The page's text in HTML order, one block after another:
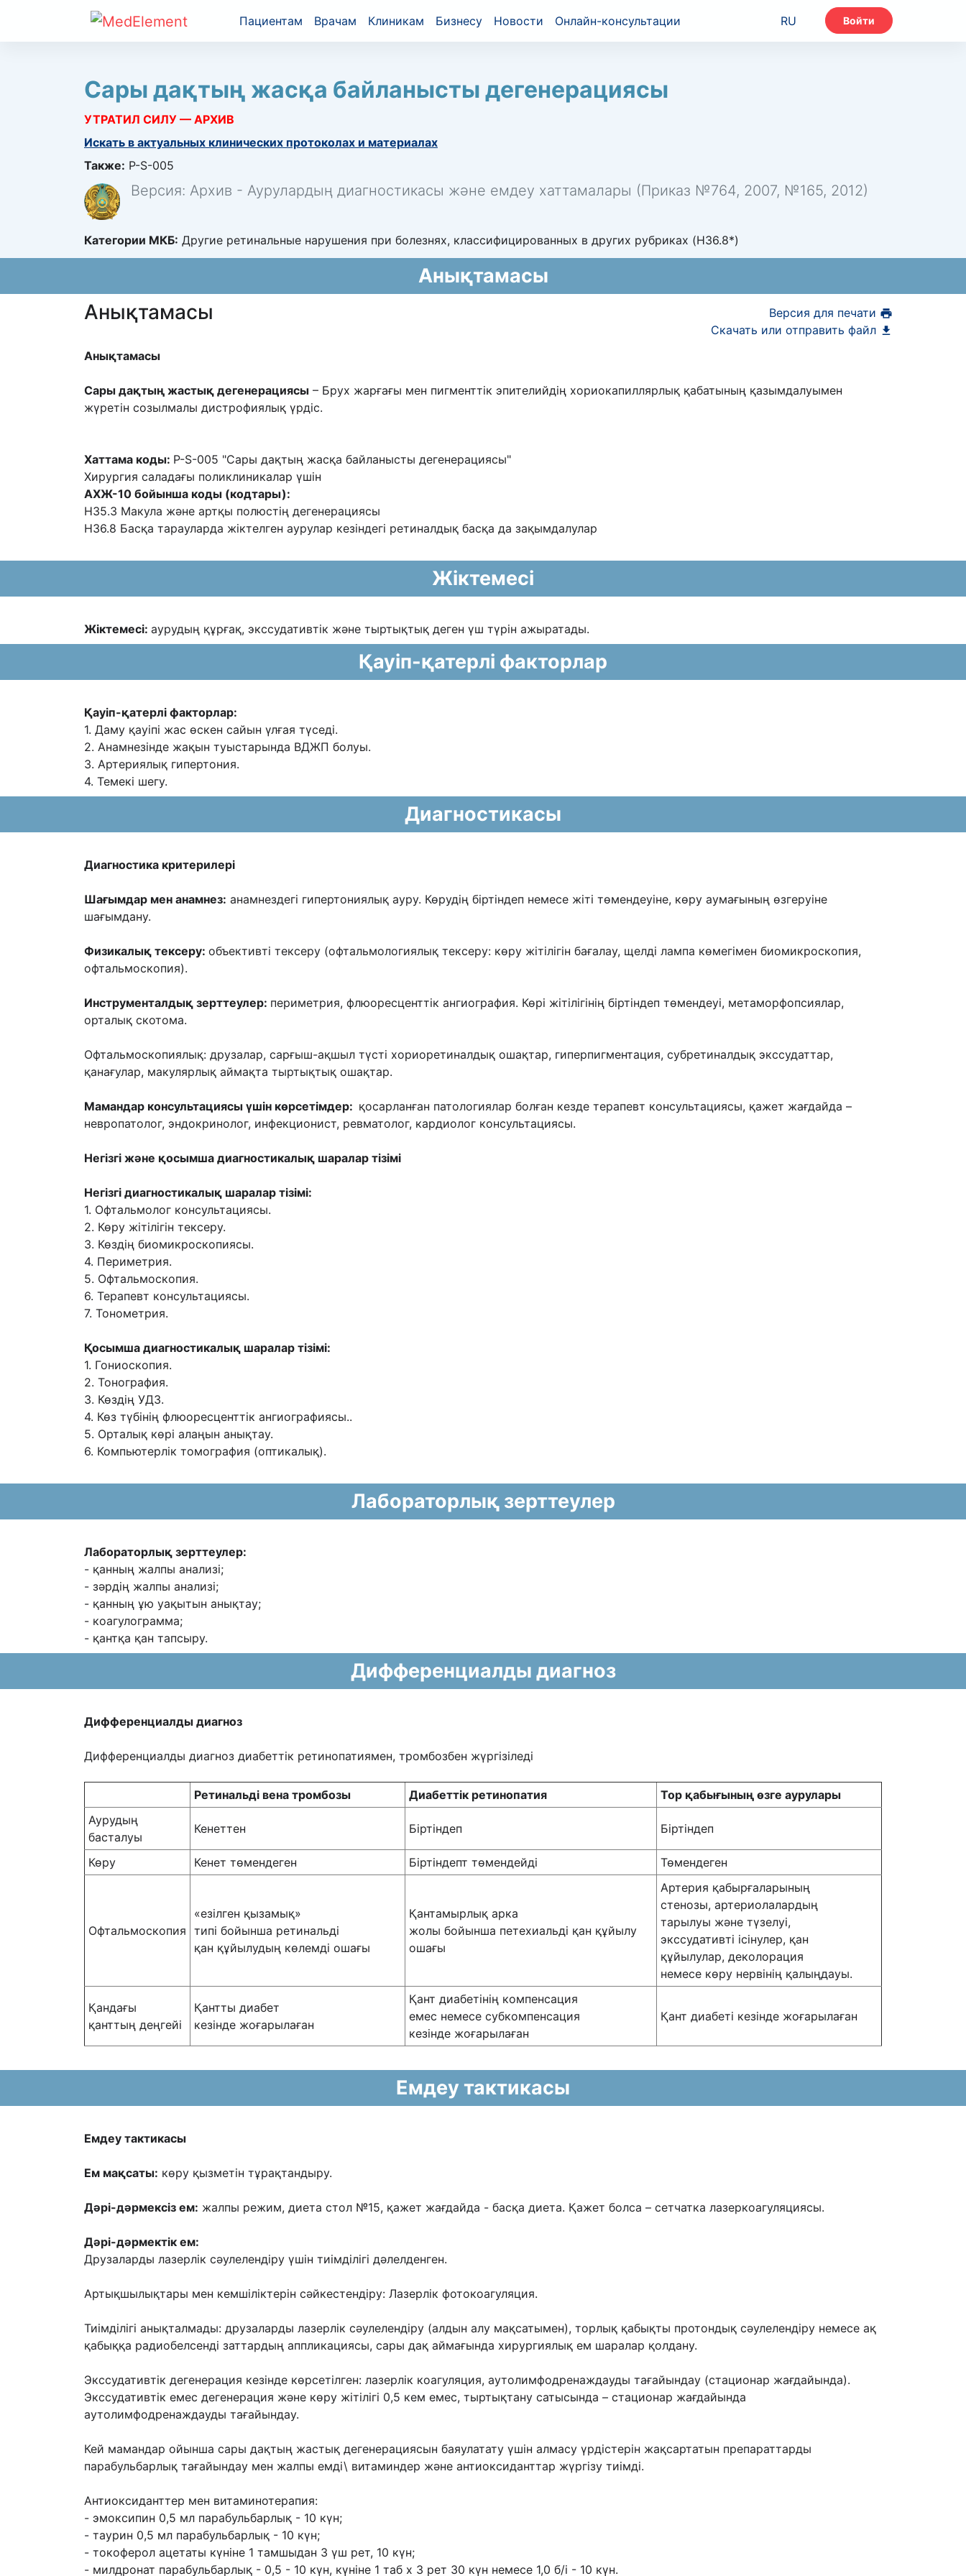
Пациентам Врачам Клиникам Бизнесу Новости Онлайн-консультации RU Войти
Сары дақтың жасқа байланысты дегенерациясы
УТРАТИЛ СИЛУ — АРХИВ
Искать в актуальных клинических протоколах и материалах
Также: P-S-005
Версия: Архив - Аурулардың диагностикасы және емдеу хаттамалары (Приказ №764, 2007, №165, 2012)
Категории МКБ: Другие ретинальные нарушения при болезнях, классифицированных в других рубриках (H36.8*)
Анықтамасы
Версия для печати
Скачать или отправить файл
Анықтамасы
Анықтамасы
Сары дақтың жастық дегенерациясы – Брух жарғағы мен пигменттік эпителийдің хориокапиллярлық қабатының қазымдалуымен
жүретін созылмалы дистрофиялық үрдіс.
Хаттама коды: P-S-005 "Сары дақтың жасқа байланысты дегенерациясы"
Хирургия саладағы поликлиникалар үшін
АХЖ-10 бойынша коды (кодтары):
H35.3 Макула жəне артқы полюстің дегенерациясы
H36.8 Басқа тарауларда жіктелген аурулар кезіндегі ретиналдық басқа да зақымдалулар
Жіктемесі
Жіктемесі: аурудың құрғақ, экссудативтік жəне тыртықтық деген үш түрін ажыратады.
Қауіп-қатерлі факторлар
Қауіп-қатерлі факторлар:
1. Даму қауіпі жас өскен сайын үлғая түседі.
2. Анамнезінде жақын туыстарында ВДЖП болуы.
3. Артериялық гипертония.
4. Темекі шегу.
Диагностикасы
Диагностика критерилері
Шағымдар мен анамнез: анамнездегі гипертониялық ауру. Көрудің біртіндеп немесе жіті төмендеуіне, көру аумағының өзгеруіне
шағымдану.
Физикалық тексеру: объективті тексеру (офтальмологиялық тексеру: көру жітілігін бағалау, щелді лампа көмегімен биомикроскопия,
офтальмоскопия).
Инструменталдық зерттеулер: периметрия, флюоресценттік ангиография. Көрі жітілігінің біртіндеп төмендеуі, метаморфопсиялар,
орталық скотома.
Офтальмоскопиялық: друзалар, сарғыш-ақшыл түсті хориоретиналдық ошақтар, гиперпигментация, субретиналдық экссудаттар,
қанағулар, макулярлық аймақта тыртықтық ошақтар.
Мамандар консультациясы үшін көрсетімдер: қосарланған патологиялар болған кезде терапевт консультациясы, қажет жағдайда –
невропатолог, эндокринолог, инфекционист, ревматолог, кардиолог консультациясы.
Негізгі жəне қосымша диагностикалық шаралар тізімі
Негізгі диагностикалық шаралар тізімі:
1. Офтальмолог консультациясы.
2. Көру жітілігін тексеру.
3. Көздің биомикроскопиясы.
4. Периметрия.
5. Офтальмоскопия.
6. Терапевт консультациясы.
7. Тонометрия.
Қосымша диагностикалық шаралар тізімі:
1. Гониоскопия.
2. Тонография.
3. Көздің УДЗ.
4. Көз түбінің флюоресценттік ангиографиясы..
5. Орталық көрі алаңын анықтау.
6. Компьютерлік томография (оптикалық).
Лабораторлық зерттеулер
Лабораторлық зерттеулер:
- қанның жалпы анализі;
- зəрдің жалпы анализі;
- қанның ұю уақытын анықтау;
- коагулограмма;
- қантқа қан тапсыру.
Дифференциалды диагноз
Дифференциалды диагноз
Дифференциалды диагноз диабеттік ретинопатиямен, тромбозбен жүргізіледі
Ретинальді вена тромбозы Диабеттік ретинопатия
Тор қабығының өзге аурулары
Аурудың
басталуы
Кенеттен Біртіндеп Біртіндеп
Көру Кенет төмендеген Біртіндепт төмендейді Төмендеген
Офтальмоскопия
«езілген қызамық»
типі бойынша ретинальді
қан құйылудың көлемді ошағы
Қантамырлық арка
жолы бойынша петехиальді қан құйылу
ошағы
Артерия қабырғаларының
стенозы, артериолалардың
тарылуы жəне түзелуі,
экссудативті ісінулер, қан
құйылулар, деколорация
немесе көру нервінің қалыңдауы.
Қандағы
қанттың деңгейі
Қантты диабет
кезінде жоғарылаған
Қант диабетінің компенсация
емес немесе субкомпенсация
кезінде жоғарылаған
Қант диабеті кезінде жоғарылаған
Емдеу тактикасы
Емдеу тактикасы
Ем мақсаты: көру қызметін тұрақтандыру.
Дəрі-дəрмексіз ем: жалпы режим, диета стол №15, қажет жағдайда - басқа диета. Қажет болса – сетчатка лазеркоагуляциясы.
Дəрі-дəрмектік ем:
Друзаларды лазерлік сəулелендіру үшін тиімділігі дəлелденген.
Артықшылықтары мен кемшіліктерін сəйкестендіру: Лазерлік фотокоагуляция.
Тиімділігі анықталмады: друзаларды лазерлік сəулелендіру (алдын алу мақсатымен), торлық қабықты протондық сəулелендіру немесе ақ
қабыққа радиобелсенді заттардың аппликациясы, сары дақ аймағында хирургиялық ем шаралар қолдану.
Экссудативтік дегенерация кезінде көрсетілген: лазерлік коагуляция, аутолимфодренаждауды тағайындау (стационар жағдайында).
Экссудативтік емес дегенерация жəне көру жітілігі 0,5 кем емес, тыртықтану сатысында – стационар жағдайында
аутолимфодренаждауды тағайындау.
Кей мамандар ойынша сары дақтың жастық дегенерациясын баяулатату үшін алмасу үрдістерін жақсартатын препараттарды
парабульбарлық тағайындау мен жалпы емді\ витаминдер жəне антиоксиданттар жүргізу тиімді.
Антиоксиданттер мен витаминотерапия:
- эмоксипин 0,5 мл парабульбарлық - 10 күн;
- таурин 0,5 мл парабульбарлық - 10 күн;
- токоферол ацетаты күніне 1 тамшыдан 3 үш рет, 10 күн;
- милдронат парабульбарлық - 0,5 - 10 күн, күніне 1 таб х 3 рет 30 күн немесе 1,0 б/і - 10 күн.